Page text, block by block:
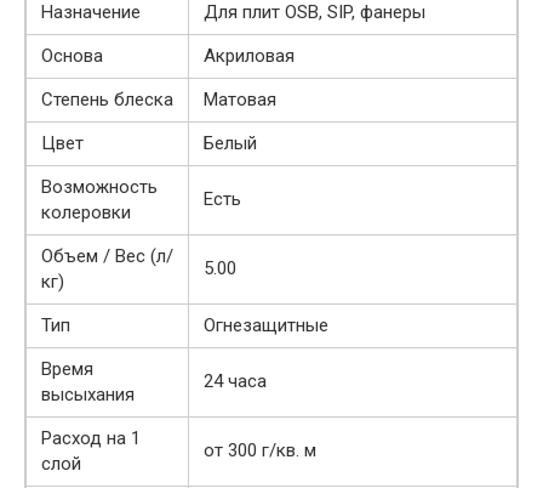
Назначение
Для плит OSB, SIP, фанеры
Основа
Акриловая
Степень блеска
Матовая
Цвет
Белый
Возможность
колеровки
Есть
Объем / Вес (л/
кг)
5.00
Тип
Огнезащитные
Время
высыхания
24 часа
Расход на 1
слой
от 300 г/кв. м